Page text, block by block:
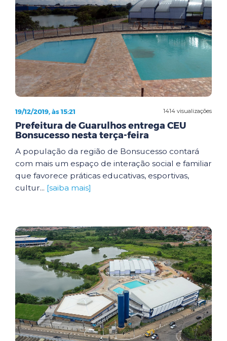
1414 visualizações
19/12/2019, às 15:21
Prefeitura de Guarulhos entrega CEU
Bonsucesso nesta terça-feira
A população da região de Bonsucesso contará
com mais um espaço de interação social e familiar
que favorece práticas educativas, esportivas,
cultur... [saiba mais]